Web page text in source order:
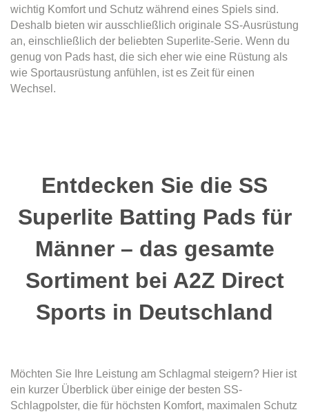
wichtig Komfort und Schutz während eines Spiels sind.
Deshalb bieten wir ausschließlich originale SS-Ausrüstung
an, einschließlich der beliebten Superlite-Serie. Wenn du
genug von Pads hast, die sich eher wie eine Rüstung als
wie Sportausrüstung anfühlen, ist es Zeit für einen
Wechsel.
Entdecken Sie die SS
Superlite Batting Pads für
Männer – das gesamte
Sortiment bei A2Z Direct
Sports in Deutschland
Möchten Sie Ihre Leistung am Schlagmal steigern? Hier ist
ein kurzer Überblick über einige der besten SS-
Schlagpolster, die für höchsten Komfort, maximalen Schutz